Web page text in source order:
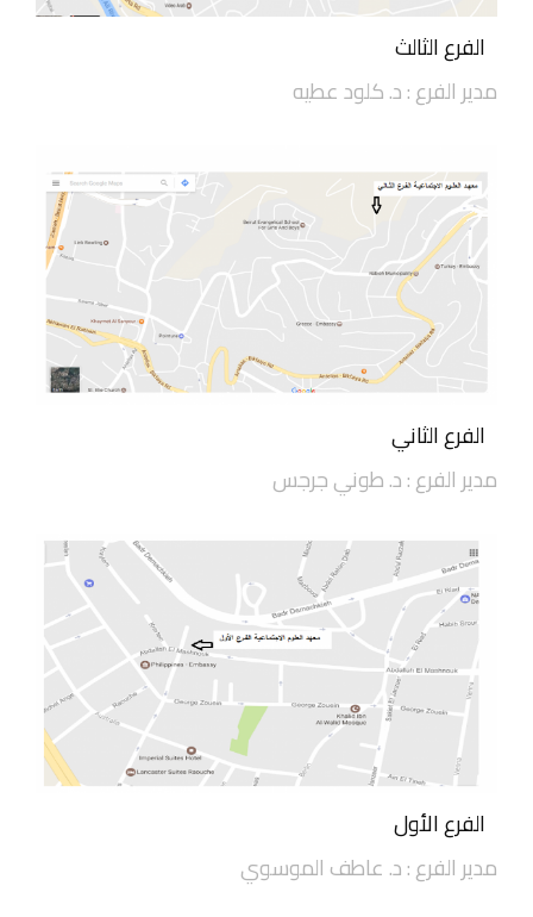
الفرع الثالث
مدير الفرع : د. كلود عطيه
الفرع الثاني
مدير الفرع : د. طوني جرجس
الفرع الأول
مدير الفرع : د. عاطف الموسوي